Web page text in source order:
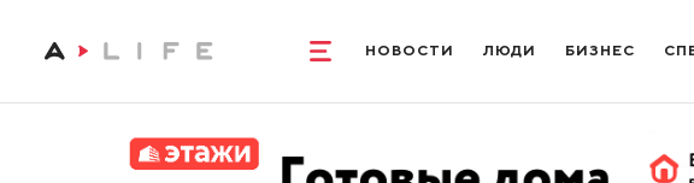
НОВОСТИ ЛЮДИ БИЗНЕС